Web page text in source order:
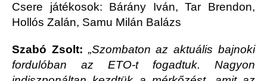
Csere játékosok: Bárány Iván, Tar Brendon,
Hollós Zalán, Samu Milán Balázs
Szabó Zsolt: „Szombaton az aktuális bajnoki
fordulóban az ETO-t fogadtuk. Nagyon